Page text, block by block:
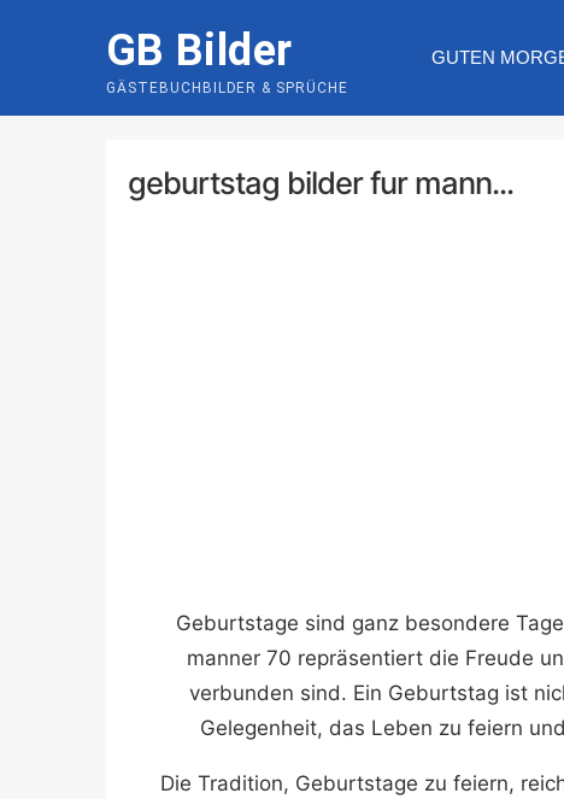
GB Bilder
GÄSTEBUCHBILDER & SPRÜCHE
GUTEN
geburtstag bilder fur mann...
Geburtstage sind ganz besondere
manner 70 repräsentiert die Freude
verbunden sind. Ein Geburtstag ist
Gelegenheit, das Leben zu feiern
Die Tradition, Geburtstage zu feiern,